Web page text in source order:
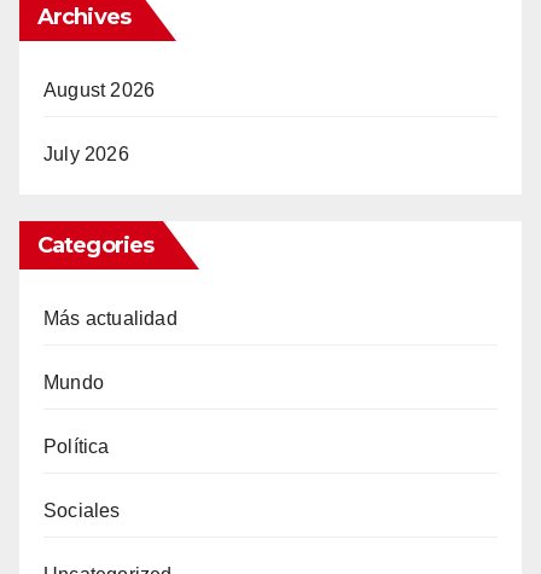
Archives
August 2026
July 2026
Categories
Más actualidad
Mundo
Política
Sociales